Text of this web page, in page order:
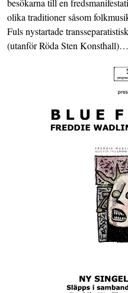
besökarna till en
olika traditioner såsom
Fuls nystartade
(utanför Röda Sten Konsthall)…